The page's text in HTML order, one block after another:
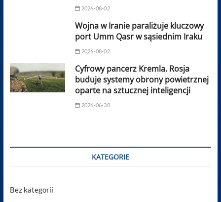
2026-08-02
Wojna w Iranie paraliżuje kluczowy
port Umm Qasr w sąsiednim Iraku
2026-08-02
Cyfrowy pancerz Kremla. Rosja
buduje systemy obrony powietrznej
oparte na sztucznej inteligencji
2026-06-30
KATEGORIE
Bez kategorii